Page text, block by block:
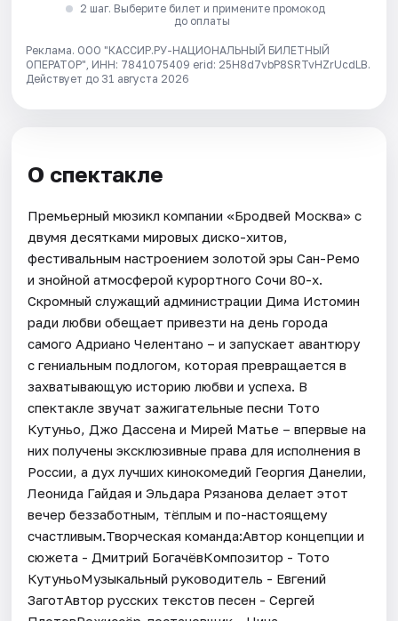
2 шаг. Выберите билет и примените промокод
до оплаты
Реклама. ООО "КАССИР.РУ-НАЦИОНАЛЬНЫЙ БИЛЕТНЫЙ
ОПЕРАТОР", ИНН: 7841075409 erid: 25H8d7vbP8SRTvHZrUcdLB.
Действует до 31 августа 2026
О спектакле
Премьерный мюзикл компании «Бродвей Москва» с
двумя десятками мировых диско-хитов,
фестивальным настроением золотой эры Сан-Ремо
и знойной атмосферой курортного Сочи 80-х.
Скромный служащий администрации Дима Истомин
ради любви обещает привезти на день города
самого Адриано Челентано – и запускает авантюру
с гениальным подлогом, которая превращается в
захватывающую историю любви и успеха. В
спектакле звучат зажигательные песни Тото
Кутуньо, Джо Дассена и Мирей Матье – впервые на
них получены эксклюзивные права для исполнения в
России, а дух лучших кинокомедий Георгия Данелии,
Леонида Гайдая и Эльдара Рязанова делает этот
вечер беззаботным, тёплым и по-настоящему
счастливым.Творческая команда:Автор концепции и
сюжета - Дмитрий БогачёвКомпозитор - Тото
КутуньоМузыкальный руководитель - Евгений
ЗаготАвтор русских текстов песен - Сергей